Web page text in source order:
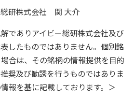
総研株式会社 関 大介
でありアイビー総研株式会社及び
したものではありません。個別銘
合は、その銘柄の情報提供を目的
奨及び勧誘を行うものではありま
報を基に記載しております。＞